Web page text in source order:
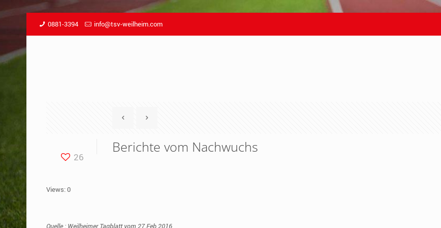
0881-3394 info@tsv-weilheim.com
26
Berichte vom Nachwuchs
Views: 0
Quelle : Weilheimer Tagblatt vom 27.Feb 2016